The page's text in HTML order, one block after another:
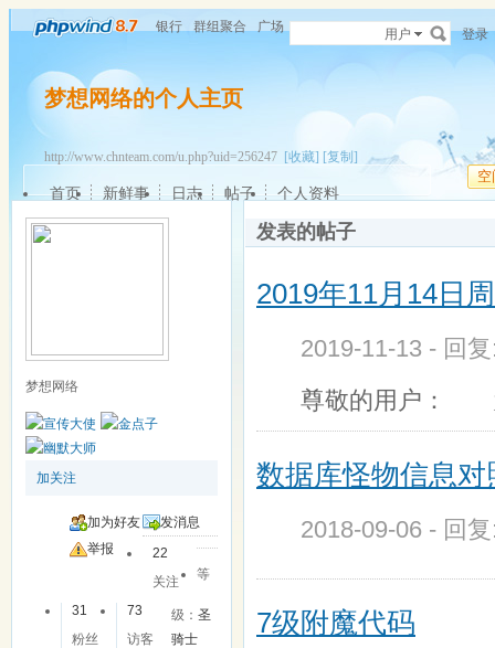
银行 群组聚合 广场 用户 登录
梦想网络的个人主页
http://www.chnteam.com/u.php?uid=256247 [收藏] [复制]
空
首页 新鲜事 日志 帖子 个人资料
梦想网络
加关注
加为好友
发消息
举报
22
关注
31
粉丝
73
访客
等
级：圣
骑士
发表的帖子
2019年11月14日
2019-11-13 - 回
尊敬的用户：
数据库怪物信息对
2018-09-06 - 回
7级附魔代码